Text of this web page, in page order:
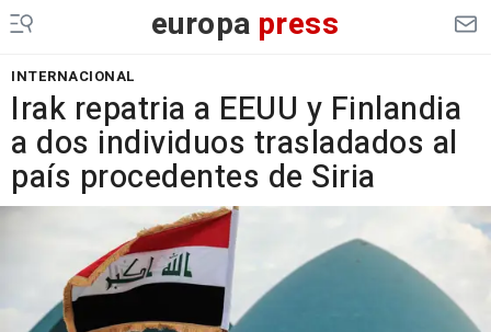
europa press
INTERNACIONAL
Irak repatria a EEUU y Finlandia
a dos individuos trasladados al
país procedentes de Siria